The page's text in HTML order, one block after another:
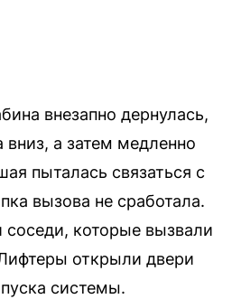
внезапно дернулась,
вниз, а затем медленно
пыталась связаться с
вызова не сработала.
которые вызвали
открыли двери
системы.